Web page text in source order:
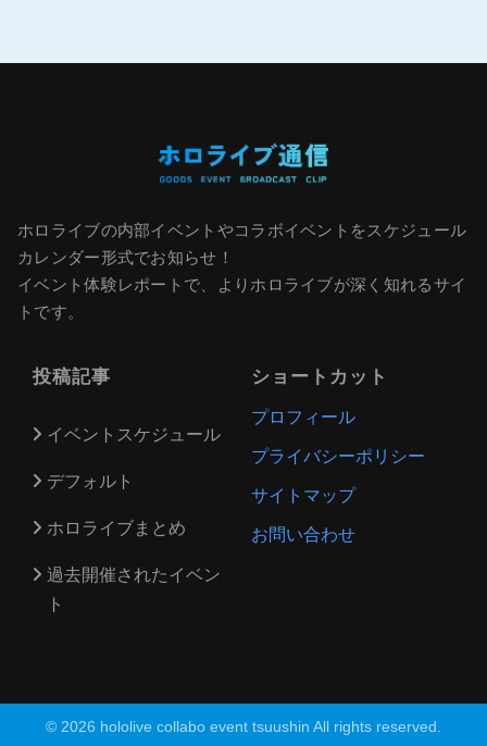
ホロライブの内部イベントやコラボイベントをスケジュール
カレンダー形式でお知らせ！
イベント体験レポートで、よりホロライブが深く知れるサイ
トです。
投稿記事
イベントスケジュール
デフォルト
ホロライブまとめ
過去開催されたイベン
ト
ショートカット
プロフィール
プライバシーポリシー
サイトマップ
お問い合わせ
© 2026 hololive collabo event tsuushin All rights reserved.